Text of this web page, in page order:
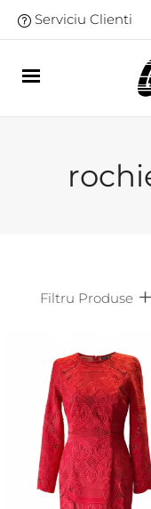
Serviciu Clienti
Filtru Produse
Afiseaza
Subcategorii
Outlet
Haine